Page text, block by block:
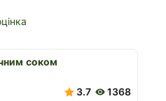
3.7 1368
соком